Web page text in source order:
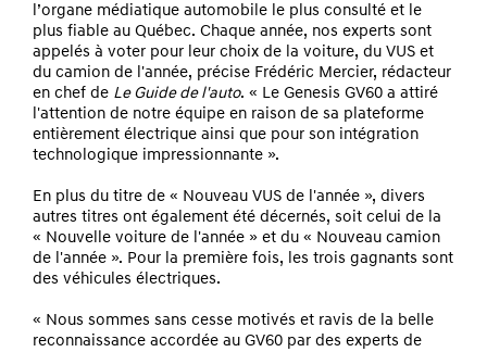
l’organe médiatique automobile le plus consulté et le
plus fiable au Québec. Chaque année, nos experts sont
appelés à voter pour leur choix de la voiture, du VUS et
du camion de l'année, précise Frédéric Mercier, rédacteur
en chef de Le Guide de l'auto. « Le Genesis GV60 a attiré
l'attention de notre équipe en raison de sa plateforme
entièrement électrique ainsi que pour son intégration
technologique impressionnante ».
En plus du titre de « Nouveau VUS de l'année », divers
autres titres ont également été décernés, soit celui de la
« Nouvelle voiture de l'année » et du « Nouveau camion
de l'année ». Pour la première fois, les trois gagnants sont
des véhicules électriques.
« Nous sommes sans cesse motivés et ravis de la belle
reconnaissance accordée au GV60 par des experts de